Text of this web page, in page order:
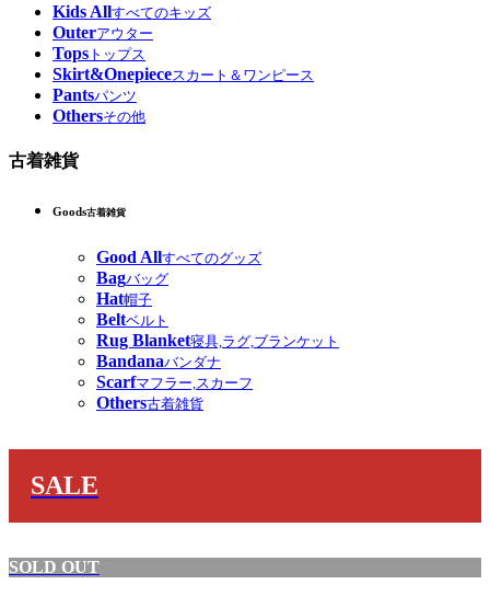
Kids Allすべてのキッズ
Outerアウター
Tops トップス
Skirt&Onepieceスカート＆ワンピース
Pantsパンツ
Othersその他
古着雑貨
Goods古着雑貨
Good Allすべてのグッズ
Bagバッグ
Hat帽子
Beltベルト
Rug Blanket寝具,ラグ,ブランケット
Bandanaバンダナ
Scarfマフラー,スカーフ
Others古着雑貨
SALE
SOLD OUT